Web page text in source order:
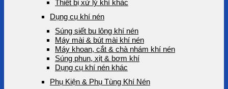
Thiết bị xử lý khí khác
Dụng cụ khí nén
Súng siết bu lông khí nén
Máy mài & bút mài khí nén
Máy khoan, cắt & chà nhám khí nén
Súng phun, xịt & bơm khí
Dụng cụ khí nén khác
Phụ Kiện & Phụ Tùng Khí Nén